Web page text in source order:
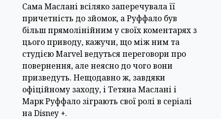
Сама Маслані всіляко заперечувала її
причетність до зйомок, а Руффало був
більш прямолінійним у своїх коментарях з
цього приводу, кажучи, що між ним та
студією Marvel ведуться переговори про
повернення, але неясно до чого вони
призведуть. Нещодавно ж, завдяки
офіційному заходу, і Тетяна Маслані і
Марк Руффало зіграють свої ролі в серіалі
на Disney +.